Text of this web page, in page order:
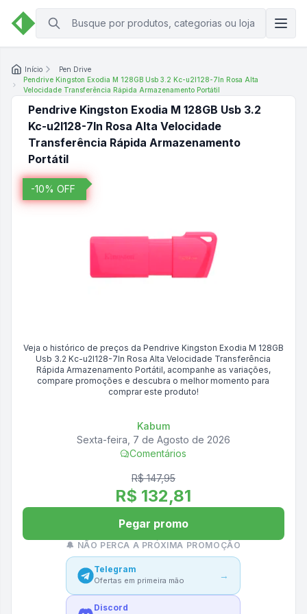
Início
Pen Drive
Pendrive Kingston Exodia M 128GB Usb 3.2 Kc-u2l128-7ln Rosa Alta
Velocidade Transferência Rápida Armazenamento Portátil
Pendrive Kingston Exodia M 128GB Usb 3.2
Kc-u2l128-7ln Rosa Alta Velocidade
Transferência Rápida Armazenamento
Portátil
-10% OFF
Veja o histórico de preços da Pendrive Kingston Exodia M 128GB
Usb 3.2 Kc-u2l128-7ln Rosa Alta Velocidade Transferência
Rápida Armazenamento Portátil, acompanhe as variações,
compare promoções e descubra o melhor momento para
comprar este produto!
Kabum
Sexta-feira, 7 de Agosto de 2026
Comentários
R$ 147,95
R$ 132,81
Pegar promo
🔔 NÃO PERCA A PRÓXIMA PROMOÇÃO
Telegram
Ofertas em primeira mão →
Discord